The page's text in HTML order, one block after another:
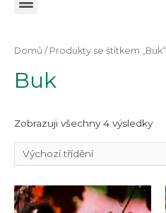
Domů / Produkty se štítkem „Buk“
Buk
Zobrazuji všechny 4 výsledky